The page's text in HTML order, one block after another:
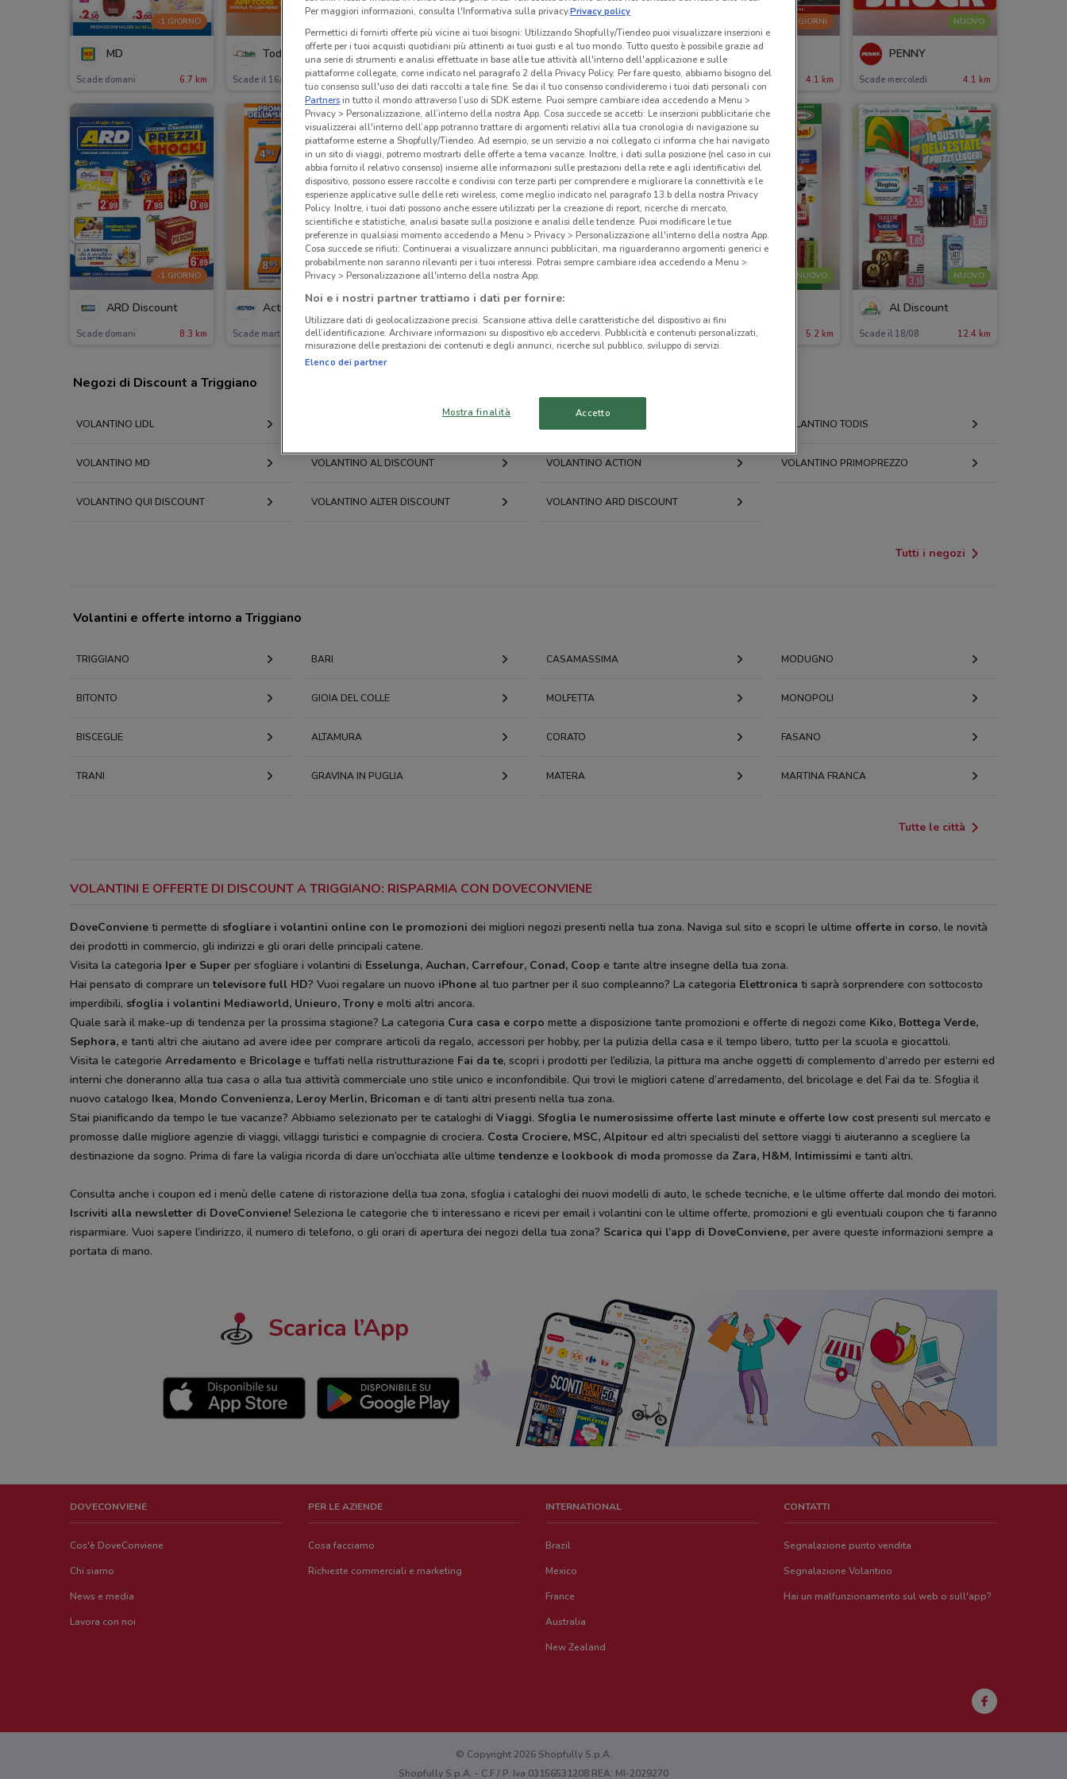
-1 GIORNO
MD
Scade domani 6.7 km
Todis
Scade il 16/08 9.7 km
Eurospin
Scade domani 1.6 km
Lidl
Scade mercoledì 3.6 km
-4 GIORNI
PENNY
Scade mercoledì 4.1 km
NUOVO
PENNY
Scade mercoledì 4.1 km
-1 GIORNO
ARD Discount
Scade domani 8.3 km
-3 GIORNI
Action
Scade martedì 13 km
NUOVO
Scade mercoledì 19.1 km Scade il 19/08 2.3 km
NUOVO
Scade il 16/08 5.2 km
NUOVO
Al Discount
Scade il 18/08 12.4 km
Negozi di Discount a Triggiano
VOLANTINO LIDL VOLANTINO TODIS
VOLANTINO MD VOLANTINO AL DISCOUNT VOLANTINO ACTION VOLANTINO PRIMOPREZZO
VOLANTINO QUI DISCOUNT VOLANTINO ALTER DISCOUNT VOLANTINO ARD DISCOUNT
Tutti i negozi
Volantini e offerte intorno a Triggiano
TRIGGIANO BARI CASAMASSIMA MODUGNO
BITONTO GIOIA DEL COLLE MOLFETTA MONOPOLI
BISCEGLIE ALTAMURA CORATO FASANO
TRANI GRAVINA IN PUGLIA MATERA MARTINA FRANCA
Tutte le città
VOLANTINI E OFFERTE DI DISCOUNT A TRIGGIANO: RISPARMIA CON DOVECONVIENE
DoveConviene ti permette di sfogliare i volantini online con le promozioni dei migliori negozi presenti nella tua zona. Naviga sul sito e scopri le ultime offerte in corso, le novità
dei prodotti in commercio, gli indirizzi e gli orari delle principali catene.
Visita la categoria Iper e Super per sfogliare i volantini di Esselunga, Auchan, Carrefour, Conad, Coop e tante altre insegne della tua zona.
Hai pensato di comprare untelevisore full HD? Vuoi regalare un nuovo iPhone al tuo partner per il suo compleanno? La categoria Elettronica ti saprà sorprendere con sottocosto
imperdibili, sfoglia i volantini Mediaworld, Unieuro, Trony e molti altri ancora.
Quale sarà il make-up di tendenza per la prossima stagione? La categoria Cura casa e corpo mette a disposizione tante promozioni e offerte di negozi come Kiko, Bottega Verde,
Sephora, e tanti altri che aiutano ad avere idee per comprare articoli da regalo, accessori per hobby, per la pulizia della casa e il tempo libero, tutto per la scuola e giocattoli.
Visita le categorie Arredamento e Bricolage e tuffati nella ristrutturazione Fai da te, scopri i prodotti per l’edilizia, la pittura ma anche oggetti di complemento d’arredo per esterni ed
interni che doneranno alla tua casa o alla tua attività commerciale uno stile unico e inconfondibile. Qui trovi le migliori catene d’arredamento, del bricolage e del Fai da te. Sfoglia il
nuovo catalogo Ikea, Mondo Convenienza, Leroy Merlin, Bricoman e di tanti altri presenti nella tua zona.
Stai pianificando da tempo le tue vacanze? Abbiamo selezionato per te cataloghi di Viaggi. Sfoglia le numerosissime offerte last minute e offerte low cost presenti sul mercato e
promosse dalle migliore agenzie di viaggi, villaggi turistici e compagnie di crociera. Costa Crociere, MSC, Alpitour ed altri specialisti del settore viaggi ti aiuteranno a scegliere la
destinazione da sogno. Prima di fare la valigia ricorda di dare un’occhiata alle ultimetendenze e lookbook di moda promosse da Zara, H&M, Intimissimi e tanti altri.
Consulta anche i coupon ed i menù delle catene di ristorazione della tua zona, sfoglia i cataloghi dei nuovi modelli di auto, le schede tecniche, e le ultime offerte dal mondo dei motori.
Iscriviti alla newsletter di DoveConviene! Seleziona le categorie che ti interessano e ricevi per email i volantini con le ultime offerte, promozioni e gli eventuali coupon che ti faranno
risparmiare. Vuoi sapere l’indirizzo, il numero di telefono, o gli orari di apertura dei negozi della tua zona? Scarica qui l’app di DoveConviene, per avere queste informazioni sempre a
portata di mano.
Scarica l’App
DOVECONVIENE
Cos'è DoveConviene
Chi siamo
News e media
Lavora con noi
PER LE AZIENDE
Cosa facciamo
Richieste commerciali e marketing
INTERNATIONAL
Brazil
Mexico
France
Australia
New Zealand
CONTATTI
Segnalazione punto vendita
Segnalazione Volantino
Hai un malfunzionamento sul web o sull'app?
© Copyright 2026 Shopfully S.p.A.
Shopfully S.p.A. - C.F / P. Iva 03156531208 REA: MI-2029270
Per maggiori informazioni, consulta l'Informativa sulla privacy.Privacy policy
Permettici di fornirti offerte più vicine ai tuoi bisogni: Utilizzando Shopfully/Tiendeo puoi visualizzare inserzioni e
offerte per i tuoi acquisti quotidiani più attinenti ai tuoi gusti e al tuo mondo. Tutto questo è possibile grazie ad
una serie di strumenti e analisi effettuate in base alle tue attività all'interno dell'applicazione e sulle
piattaforme collegate, come indicato nel paragrafo 2 della Privacy Policy. Per fare questo, abbiamo bisogno del
tuo consenso sull'uso dei dati raccolti a tale fine. Se dai il tuo consenso condivideremo i tuoi dati personali con
Partnersin tutto il mondo attraverso l’uso di SDK esterne. Puoi sempre cambiare idea accedendo a Menu >
Privacy > Personalizzazione, all’interno della nostra App. Cosa succede se accetti: Le inserzioni pubblicitarie che
visualizzerai all'interno dell’app potranno trattare di argomenti relativi alla tua cronologia di navigazione su
piattaforme esterne a Shopfully/Tiendeo. Ad esempio, se un servizio a noi collegato ci informa che hai navigato
in un sito di viaggi, potremo mostrarti delle offerte a tema vacanze. Inoltre, i dati sulla posizione (nel caso in cui
abbia fornito il relativo consenso) insieme alle informazioni sulle prestazioni della rete e agli identificativi del
dispositivo, possono essere raccolte e condivisi con terze parti per comprendere e migliorare la connettività e le
esperienze applicative sulle delle reti wireless, come meglio indicato nel paragrafo 13.b della nostra Privacy
Policy. Inoltre, i tuoi dati possono anche essere utilizzati per la creazione di report, ricerche di mercato,
scientifiche e statistiche, analisi basate sulla posizione e analisi delle tendenze. Puoi modificare le tue
preferenze in qualsiasi momento accedendo a Menu > Privacy > Personalizzazione all'interno della nostra App.
Cosa succede se rifiuti: Continuerai a visualizzare annunci pubblicitari, ma riguarderanno argomenti generici e
probabilmente non saranno rilevanti per i tuoi interessi. Potrai sempre cambiare idea accedendo a Menu >
Privacy > Personalizzazione all'interno della nostra App.
Noi e i nostri partner trattiamo i dati per fornire:
Utilizzare dati di geolocalizzazione precisi. Scansione attiva delle caratteristiche del dispositivo ai fini
dell’identificazione. Archiviare informazioni su dispositivo e/o accedervi. Pubblicità e contenuti personalizzati,
misurazione delle prestazioni dei contenuti e degli annunci, ricerche sul pubblico, sviluppo di servizi.
Elenco dei partner
Mostra finalità Accetto